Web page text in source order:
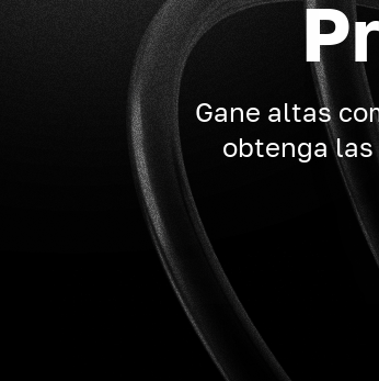
Gane altas
obtenga